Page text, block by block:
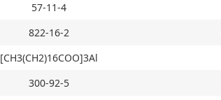
57-11-4
822-16-2
[CH3(CH2)16COO]3Al
300-92-5